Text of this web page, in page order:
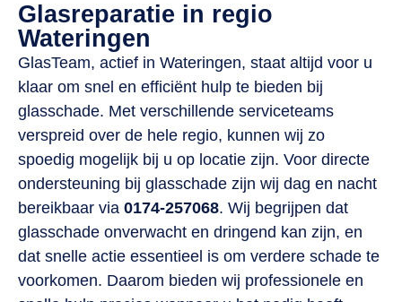
Glasreparatie in regio
Wateringen
GlasTeam, actief in Wateringen, staat altijd voor u
klaar om snel en efficiënt hulp te bieden bij
glasschade. Met verschillende serviceteams
verspreid over de hele regio, kunnen wij zo
spoedig mogelijk bij u op locatie zijn. Voor directe
ondersteuning bij glasschade zijn wij dag en nacht
bereikbaar via 0174-257068. Wij begrijpen dat
glasschade onverwacht en dringend kan zijn, en
dat snelle actie essentieel is om verdere schade te
voorkomen. Daarom bieden wij professionele en